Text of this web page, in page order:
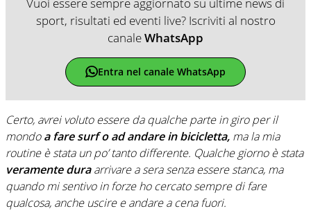
sport, risultati ed eventi live? Iscriviti al nostro
canaleWhatsApp
Entra nel canale WhatsApp
Certo, avrei voluto essere da qualche parte in giro per il
mondoa fare surf o ad andare in bicicletta, ma la mia
routine è stata un po’ tanto differente. Qualche giorno è stata
veramente duraarrivare a sera senza essere stanca, ma
quando mi sentivo in forze ho cercato sempre di fare
qualcosa, anche uscire e andare a cena fuori.